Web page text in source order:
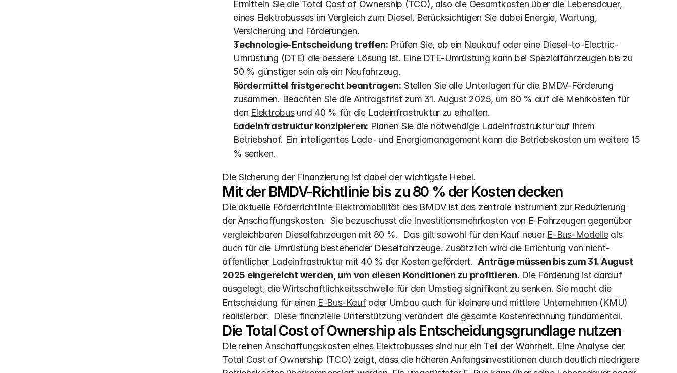
Ermitteln Sie die Total Cost of Ownership (TCO), also die Gesamtkosten über die Lebensdauer,
eines Elektrobusses im Vergleich zum Diesel. Berücksichtigen Sie dabei Energie, Wartung,
Versicherung und Förderungen.
Technologie-Entscheidung treffen: Prüfen Sie, ob ein Neukauf oder eine Diesel-to-Electric-
Umrüstung (DTE) die bessere Lösung ist. Eine DTE-Umrüstung kann bei Spezialfahrzeugen bis zu
50 % günstiger sein als ein Neufahrzeug.
Fördermittel fristgerecht beantragen: Stellen Sie alle Unterlagen für die BMDV-Förderung
zusammen. Beachten Sie die Antragsfrist zum 31. August 2025, um 80 % auf die Mehrkosten für
den Elektrobus und 40 % für die Ladeinfrastruktur zu erhalten.
Ladeinfrastruktur konzipieren: Planen Sie die notwendige Ladeinfrastruktur auf Ihrem
Betriebshof. Ein intelligentes Lade- und Energiemanagement kann die Betriebskosten um weitere 15
% senken.
Die Sicherung der Finanzierung ist dabei der wichtigste Hebel.
Mit der BMDV-Richtlinie bis zu 80 % der Kosten decken
Die aktuelle Förderrichtlinie Elektromobilität des BMDV ist das zentrale Instrument zur Reduzierung
der Anschaffungskosten.  Sie bezuschusst die Investitionsmehrkosten von E-Fahrzeugen gegenüber
vergleichbaren Dieselfahrzeugen mit 80 %.  Das gilt sowohl für den Kauf neuer E-Bus-Modelle als
auch für die Umrüstung bestehender Dieselfahrzeuge. Zusätzlich wird die Errichtung von nicht-
öffentlicher Ladeinfrastruktur mit 40 % der Kosten gefördert. Anträge müssen bis zum 31. August
2025 eingereicht werden, um von diesen Konditionen zu profitieren. Die Förderung ist darauf
ausgelegt, die Wirtschaftlichkeitsschwelle für den Umstieg signifikant zu senken. Sie macht die
Entscheidung für einen E-Bus-Kauf oder Umbau auch für kleinere und mittlere Unternehmen (KMU)
realisierbar.  Diese finanzielle Unterstützung verändert die gesamte Kostenrechnung fundamental.
Die Total Cost of Ownership als Entscheidungsgrundlage nutzen
Die reinen Anschaffungskosten eines Elektrobusses sind nur ein Teil der Wahrheit. Eine Analyse der
Total Cost of Ownership (TCO) zeigt, dass die höheren Anfangsinvestitionen durch deutlich niedrigere